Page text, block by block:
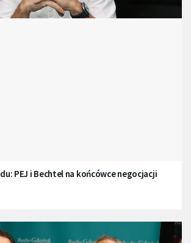
PEJ i Bechtel na końcówce negocjacji